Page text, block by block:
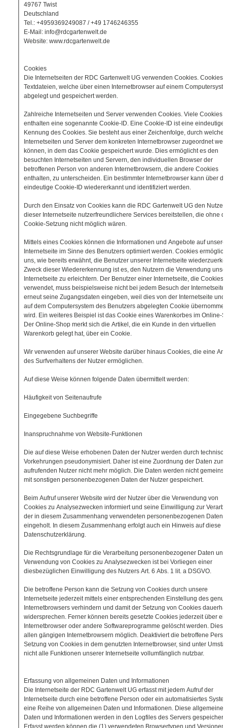
49767 Twist
Deutschland
Tel.: +4959369249087 / +49 1746246355
E-Mail: info@rdcgartenwelt.de
Website: www.rdcgartenwelt.de
Cookies
Die Internetseiten der RDC Gartenwelt UG verwenden Cookies. Cookies
Textdateien, welche über einen Internetbrowser auf einem
abgelegt und gespeichert werden.
Zahlreiche Internetseiten und Server verwenden Cookies. Viele Cookies
enthalten eine sogenannte Cookie-ID. Eine Cookie-ID ist eine eindeutige
Kennung des Cookies. Sie besteht aus einer Zeichenfolge, durch welche
Internetseiten und Server dem konkreten Internetbrowser zugeordnet
können, in dem das Cookie gespeichert wurde. Dies ermöglicht es den
besuchten Internetseiten und Servern, den individuellen Browser der
betroffenen Person von anderen Internetbrowsern, die andere Cookies
enthalten, zu unterscheiden. Ein bestimmter Internetbrowser kann über
eindeutige Cookie-ID wiedererkannt und identifiziert werden.
Durch den Einsatz von Cookies kann die RDC Gartenwelt UG den
dieser Internetseite nutzerfreundlichere Services bereitstellen, die ohne
Cookie-Setzung nicht möglich wären.
Mittels eines Cookies können die Informationen und Angebote auf
Internetseite im Sinne des Benutzers optimiert werden. Cookies
uns, wie bereits erwähnt, die Benutzer unserer Internetseite
Zweck dieser Wiedererkennung ist es, den Nutzern die Verwendung
Internetseite zu erleichtern. Der Benutzer einer Internetseite, die Cookies
verwendet, muss beispielsweise nicht bei jedem Besuch der Internetseite
erneut seine Zugangsdaten eingeben, weil dies von der Internetseite und
auf dem Computersystem des Benutzers abgelegten Cookie
wird. Ein weiteres Beispiel ist das Cookie eines Warenkorbes im Online-
Der Online-Shop merkt sich die Artikel, die ein Kunde in den virtuellen
Warenkorb gelegt hat, über ein Cookie.
Wir verwenden auf unserer Website darüber hinaus Cookies, die eine
des Surfverhaltens der Nutzer ermöglichen.
Auf diese Weise können folgende Daten übermittelt werden:
Häufigkeit von Seitenaufrufe
Eingegebene Suchbegriffe
Inanspruchnahme von Website-Funktionen
Die auf diese Weise erhobenen Daten der Nutzer werden durch
Vorkehrungen pseudonymisiert. Daher ist eine Zuordnung der Daten zum
aufrufenden Nutzer nicht mehr möglich. Die Daten werden nicht
mit sonstigen personenbezogenen Daten der Nutzer gespeichert.
Beim Aufruf unserer Website wird der Nutzer über die Verwendung von
Cookies zu Analysezwecken informiert und seine Einwilligung zur
der in diesem Zusammenhang verwendeten personenbezogenen Daten
eingeholt. In diesem Zusammenhang erfolgt auch ein Hinweis auf diese
Datenschutzerklärung.
Die Rechtsgrundlage für die Verarbeitung personenbezogener Daten
Verwendung von Cookies zu Analysezwecken ist bei Vorliegen einer
diesbezüglichen Einwilligung des Nutzers Art. 6 Abs. 1 lit. a DSGVO.
Die betroffene Person kann die Setzung von Cookies durch unsere
Internetseite jederzeit mittels einer entsprechenden Einstellung des
Internetbrowsers verhindern und damit der Setzung von Cookies
widersprechen. Ferner können bereits gesetzte Cookies jederzeit über
Internetbrowser oder andere Softwareprogramme gelöscht werden. Dies
allen gängigen Internetbrowsern möglich. Deaktiviert die betroffene
Setzung von Cookies in dem genutzten Internetbrowser, sind unter
nicht alle Funktionen unserer Internetseite vollumfänglich nutzbar.
Erfassung von allgemeinen Daten und Informationen
Die Internetseite der RDC Gartenwelt UG erfasst mit jedem Aufruf der
Internetseite durch eine betroffene Person oder ein automatisiertes
eine Reihe von allgemeinen Daten und Informationen. Diese allgemeinen
Daten und Informationen werden in den Logfiles des Servers gespeichert.
Erfasst werden können die (1) verwendeten Browsertypen und